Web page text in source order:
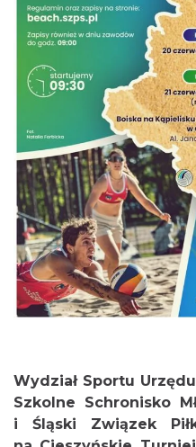
0.88 km
Cieszyn
0.88 km
0.93 km
Wydział Sportu
Szkolne Schronisko
i Śląski Związek